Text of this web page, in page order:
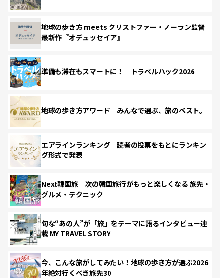
地球の歩き方 meets クリストファー・ノーラン監督
最新作『オデュッセイア』
準備も滞在もスマートに！ トラベルハック2026
地球の歩き方アワード みんなで選ぶ、旅のベスト。
エアラインランキング 読者の投票をもとにランキン
グ形式で発表
Next韓国旅 次の韓国旅行がもっと楽しくなる 旅先・
グルメ・テクニック
旬な“あの人”が「旅」をテーマに語るインタビュー連
載 MY TRAVEL STORY
今、こんな旅がしてみたい！地球の歩き方が選ぶ2026
年絶対行くべき旅先30